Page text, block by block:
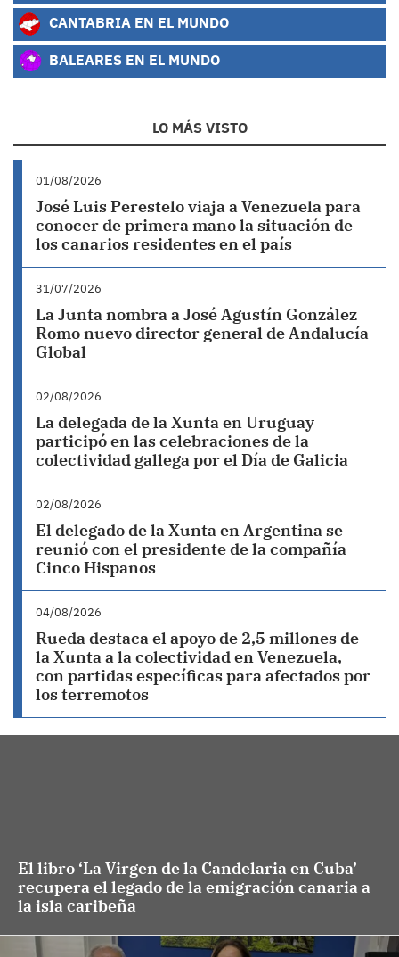
CANTABRIA EN EL MUNDO
BALEARES EN EL MUNDO
LO MÁS VISTO
01/08/2026
José Luis Perestelo viaja a Venezuela para
conocer de primera mano la situación de
los canarios residentes en el país
31/07/2026
La Junta nombra a José Agustín González
Romo nuevo director general de Andalucía
Global
02/08/2026
La delegada de la Xunta en Uruguay
participó en las celebraciones de la
colectividad gallega por el Día de Galicia
02/08/2026
El delegado de la Xunta en Argentina se
reunió con el presidente de la compañía
Cinco Hispanos
04/08/2026
Rueda destaca el apoyo de 2,5 millones de
la Xunta a la colectividad en Venezuela,
con partidas específicas para afectados por
los terremotos
El libro ‘La Virgen de la Candelaria en Cuba’
recupera el legado de la emigración canaria a
la isla caribeña